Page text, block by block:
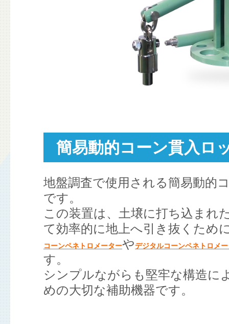
簡易動的コーン貫入ロ
地盤調査で使用される簡易動的
です。
この装置は、土壌に打ち込まれ
て効率的に地上へ引き抜くため
コーンペネトロメーターやデジタルコーンペネトロメ
す。
シンプルながらも堅牢な構造に
めの大切な補助機器です。